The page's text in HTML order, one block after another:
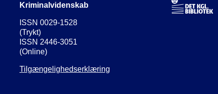
Kriminalvidenskab
ISSN 0029-1528
(Trykt)
ISSN 2446-3051
(Online)
Tilgængelighedserklæring